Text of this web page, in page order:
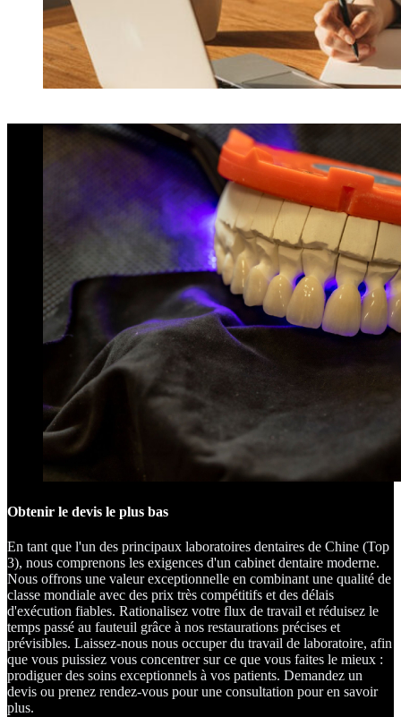
Obtenir le devis le plus bas
En tant que l'un des principaux laboratoires dentaires de Chine (Top
3), nous comprenons les exigences d'un cabinet dentaire moderne.
Nous offrons une valeur exceptionnelle en combinant une qualité de
classe mondiale avec des prix très compétitifs et des délais
d'exécution fiables. Rationalisez votre flux de travail et réduisez le
temps passé au fauteuil grâce à nos restaurations précises et
prévisibles. Laissez-nous nous occuper du travail de laboratoire, afin
que vous puissiez vous concentrer sur ce que vous faites le mieux :
prodiguer des soins exceptionnels à vos patients. Demandez un
devis ou prenez rendez-vous pour une consultation pour en savoir
plus.